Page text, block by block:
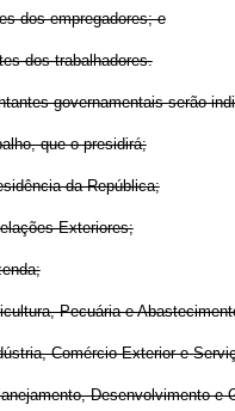
dos empregadores; e
dos trabalhadores.
governamentais serão
que o presidirá;
da República;
Exteriores;
Pecuária e
Comércio Exterior e
Desenvolvimento e